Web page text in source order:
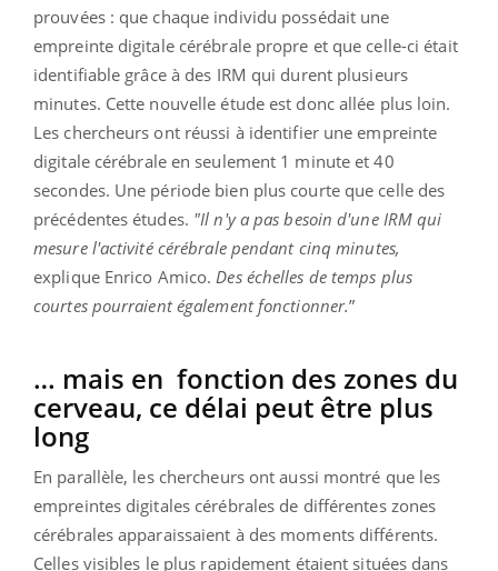
prouvées : que chaque individu possédait une
empreinte digitale cérébrale propre et que celle-ci était
identifiable grâce à des IRM qui durent plusieurs
minutes. Cette nouvelle étude est donc allée plus loin.
Les chercheurs ont réussi à identifier une empreinte
digitale cérébrale en seulement 1 minute et 40
secondes. Une période bien plus courte que celle des
précédentes études. "Il n'y a pas besoin d'une IRM qui
mesure l'activité cérébrale pendant cinq minutes,
explique Enrico Amico. Des échelles de temps plus
courtes pourraient également fonctionner.”
… mais en fonction des zones du
cerveau, ce délai peut être plus
long
En parallèle, les chercheurs ont aussi montré que les
empreintes digitales cérébrales de différentes zones
cérébrales apparaissaient à des moments différents.
Celles visibles le plus rapidement étaient situées dans